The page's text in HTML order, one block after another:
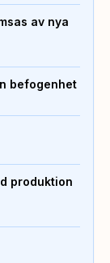
av nya
befogenhet
produktion